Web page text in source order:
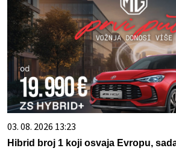
03. 08. 2026 13:23
Hibrid broj 1 koji osvaja Evropu,